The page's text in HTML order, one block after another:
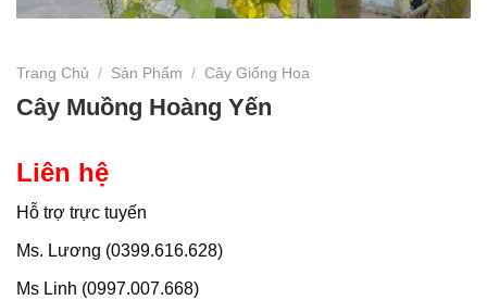
Trang Chủ / Sản Phẩm / Cây Giống Hoa
Cây Muồng Hoàng Yến
Liên hệ
Hỗ trợ trực tuyến
Ms. Lương (0399.616.628)
Ms Linh (0997.007.668)